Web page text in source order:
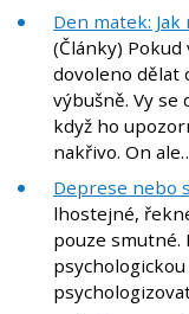
Den matek:
(Články) Pokud
dovoleno dělat
výbušně. Vy se
když ho
nakřivo. On
Deprese nebo
lhostejné,
pouze smutné.